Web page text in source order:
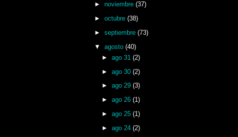
► noviembre (37)
► octubre (38)
► septiembre (73)
▼ agosto (40)
►ago 31(2)
►ago 30(2)
►ago 29(3)
►ago 26(1)
►ago 25(1)
►ago 24(2)